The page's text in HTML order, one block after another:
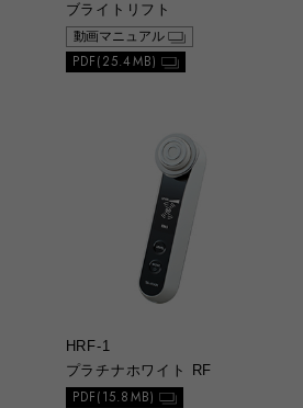
ブライトリフト
動画マニュアル
PDF(25.4MB)
HRF-1
プラチナホワイト RF
PDF(15.8MB)